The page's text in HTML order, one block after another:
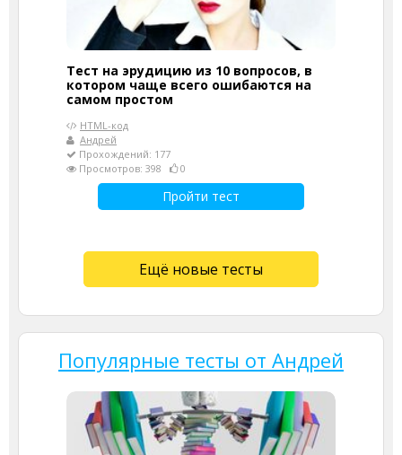
Тест на эрудицию из 10 вопросов, в
котором чаще всего ошибаются на
самом простом
HTML-код
Андрей
Прохождений: 177
Просмотров: 398
0
Пройти тест
Ещё новые тесты
Популярные тесты от Андрей